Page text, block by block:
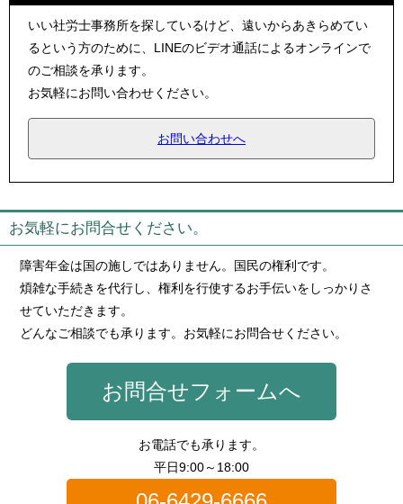
いい社労士事務所を探しているけど、遠いからあきらめてい
るという方のために、LINEのビデオ通話によるオンラインで
のご相談を承ります。
お気軽にお問い合わせください。
お問い合わせへ
お気軽にお問合せください。
障害年金は国の施しではありません。国民の権利です。
煩雑な手続きを代行し、権利を行使するお手伝いをしっかりさ
せていただきます。
どんなご相談でも承ります。お気軽にお問合せください。
お問合せフォームへ
お電話でも承ります。
平日9:00～18:00